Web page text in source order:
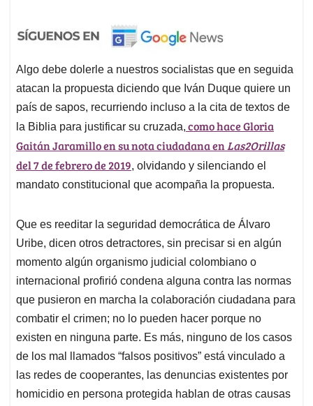
Algo debe dolerle a nuestros socialistas que en seguida
atacan la propuesta diciendo que Iván Duque quiere un
país de sapos, recurriendo incluso a la cita de textos de
la Biblia para justificar su cruzada, como hace Gloria
Gaitán Jaramillo en su nota ciudadana en Las2Orillas
del 7 de febrero de 2019, olvidando y silenciando el
mandato constitucional que acompaña la propuesta.
Que es reeditar la seguridad democrática de Álvaro
Uribe, dicen otros detractores, sin precisar si en algún
momento algún organismo judicial colombiano o
internacional profirió condena alguna contra las normas
que pusieron en marcha la colaboración ciudadana para
combatir el crimen; no lo pueden hacer porque no
existen en ninguna parte. Es más, ninguno de los casos
de los mal llamados “falsos positivos” está vinculado a
las redes de cooperantes, las denuncias existentes por
homicidio en persona protegida hablan de otras causas